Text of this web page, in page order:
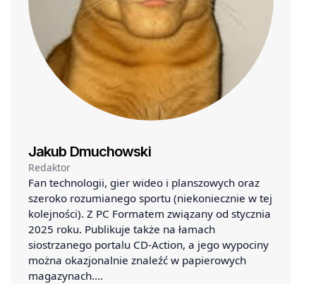
Jakub Dmuchowski
Redaktor
Fan technologii, gier wideo i planszowych oraz
szeroko rozumianego sportu (niekoniecznie w tej
kolejności). Z PC Formatem związany od stycznia
2025 roku. Publikuje także na łamach
siostrzanego portalu CD-Action, a jego wypociny
można okazjonalnie znaleźć w papierowych
magazynach.…